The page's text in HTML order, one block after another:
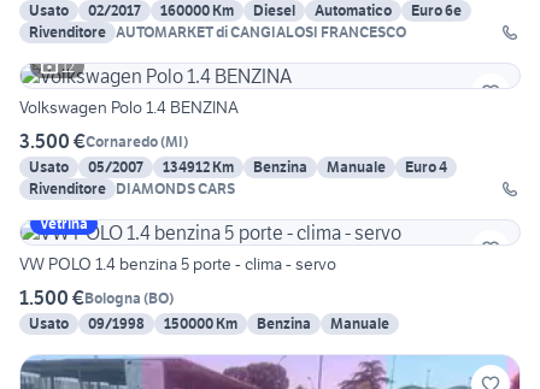
Usato
02/2017 160000 Km Diesel Automatico
Euro 6e
Rivenditore AUTOMARKET di CANGIALOSI FRANCESCO
12
Volkswagen Polo 1.4 BENZINA
3.500 €Cornaredo(MI)
Usato
05/2007 134912 Km Benzina Manuale
Euro 4
Rivenditore DIAMONDS CARS
Vetrina
VW POLO 1.4 benzina 5 porte - clima - servo
1.500 €Bologna (BO)
Usato
09/1998 150000 Km Benzina Manuale